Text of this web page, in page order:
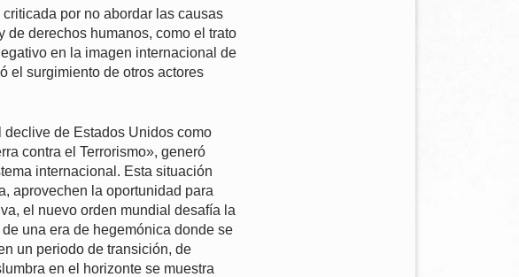
por no abordar las causas
de derechos humanos, como el trato
en la imagen internacional de
el surgimiento de otros actores
de Estados Unidos como
contra el Terrorismo», generó
internacional. Esta situación
aprovechen la oportunidad para
el nuevo orden mundial desafía la
una era de hegemónica donde se
un periodo de transición, de
en el horizonte se muestra